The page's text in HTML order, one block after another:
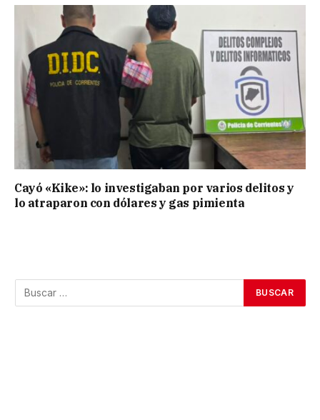
Cayó «Kike»: lo investigaban por varios delitos y
lo atraparon con dólares y gas pimienta